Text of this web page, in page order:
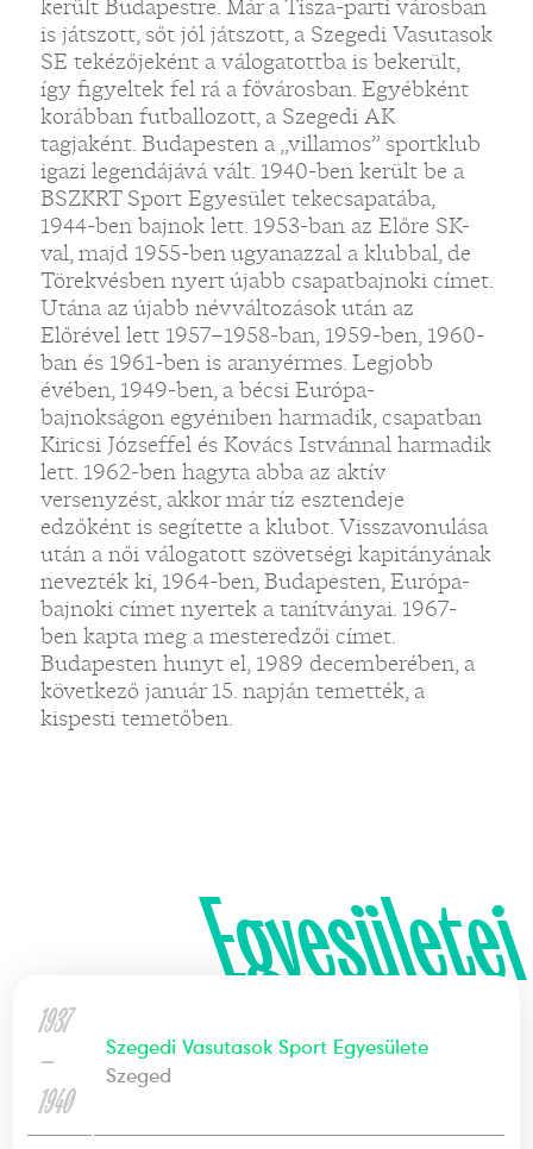
került Budapestre. Már a Tisza-parti városban
is játszott, sőt jól játszott, a Szegedi Vasutasok
SE tekézőjeként a válogatottba is bekerült,
így figyeltek fel rá a fővárosban. Egyébként
korábban futballozott, a Szegedi AK
tagjaként. Budapesten a „villamos” sportklub
igazi legendájává vált. 1940-ben került be a
BSZKRT Sport Egyesület tekecsapatába,
1944-ben bajnok lett. 1953-ban az Előre SK-
val, majd 1955-ben ugyanazzal a klubbal, de
Törekvésben nyert újabb csapatbajnoki címet.
Utána az újabb névváltozások után az
Előrével lett 1957–1958-ban, 1959-ben, 1960-
ban és 1961-ben is aranyérmes. Legjobb
évében, 1949-ben, a bécsi Európa-
bajnokságon egyéniben harmadik, csapatban
Kiricsi Józseffel és Kovács Istvánnal harmadik
lett. 1962-ben hagyta abba az aktív
versenyzést, akkor már tíz esztendeje
edzőként is segítette a klubot. Visszavonulása
után a női válogatott szövetségi kapitányának
nevezték ki, 1964-ben, Budapesten, Európa-
bajnoki címet nyertek a tanítványai. 1967-
ben kapta meg a mesteredzői címet.
Budapesten hunyt el, 1989 decemberében, a
következő január 15. napján temették, a
kispesti temetőben.
Egyesületei
1937
—
1940
Szegedi Vasutasok Sport Egyesülete
Szeged